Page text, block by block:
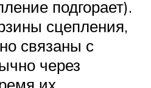
подгорает).
сцепления,
связаны с
через